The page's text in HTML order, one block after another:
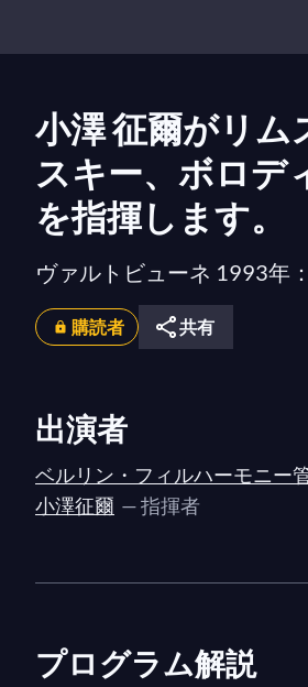
小澤 征爾がリ
スキー、ボロデ
を指揮します。
ヴァルトビューネ 1993年
購読者 共有
出演者
ベルリン・フィルハーモニー
小澤征爾 — 指揮者
プログラム解説